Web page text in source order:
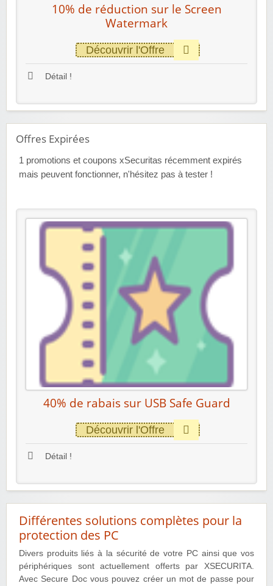
10% de réduction sur le Screen
Watermark
Découvrir l'Offre
Détail !
Offres Expirées
1 promotions et coupons xSecuritas récemment expirés
mais peuvent fonctionner, n'hésitez pas à tester !
40% de rabais sur USB Safe Guard
Découvrir l'Offre
Détail !
Différentes solutions complètes pour la
protection des PC
Divers produits liés à la sécurité de votre PC ainsi que vos
périphériques sont actuellement offerts par XSECURITA.
Avec Secure Doc vous pouvez créer un mot de passe pour